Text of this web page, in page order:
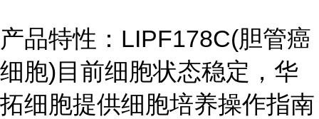
产品特性：LIPF178C(胆管癌
细胞)目前细胞状态稳定，华
拓细胞提供细胞培养操作指南